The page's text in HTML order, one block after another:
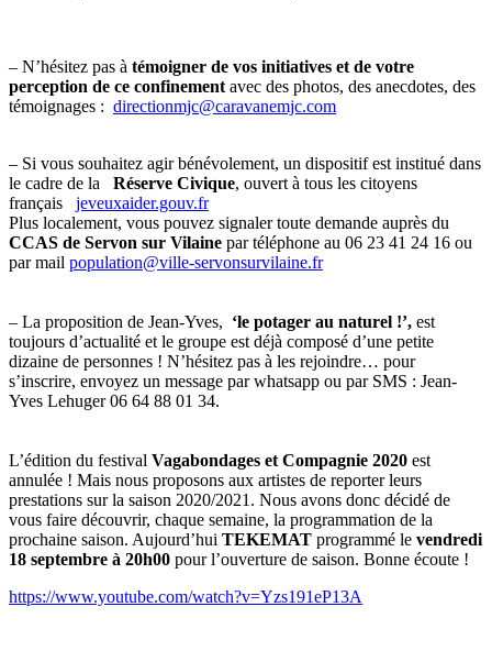
– N’hésitez pas à témoigner de vos initiatives et de votre
perception de ce confinement avec des photos, des anecdotes, des
témoignages : directionmjc@caravanemjc.com
– Si vous souhaitez agir bénévolement, un dispositif est institué dans
le cadre de la Réserve Civique, ouvert à tous les citoyens
français jeveuxaider.gouv.fr
Plus localement, vous pouvez signaler toute demande auprès du
CCAS de Servon sur Vilaine par téléphone au 06 23 41 24 16 ou
par mail population@ville-servonsurvilaine.fr
– La proposition de Jean-Yves, ‘le potager au naturel !’, est
toujours d’actualité et le groupe est déjà composé d’une petite
dizaine de personnes ! N’hésitez pas à les rejoindre… pour
s’inscrire, envoyez un message par whatsapp ou par SMS : Jean-
Yves Lehuger 06 64 88 01 34.
L’édition du festival Vagabondages et Compagnie 2020 est
annulée ! Mais nous proposons aux artistes de reporter leurs
prestations sur la saison 2020/2021. Nous avons donc décidé de
vous faire découvrir, chaque semaine, la programmation de la
prochaine saison. Aujourd’hui TEKEMAT programmé le vendredi
18 septembre à 20h00 pour l’ouverture de saison. Bonne écoute !
https://www.youtube.com/watch?v=Yzs191eP13A